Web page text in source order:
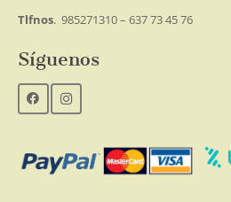
Tlfnos. 985271310 – 637 73 45 76
Síguenos